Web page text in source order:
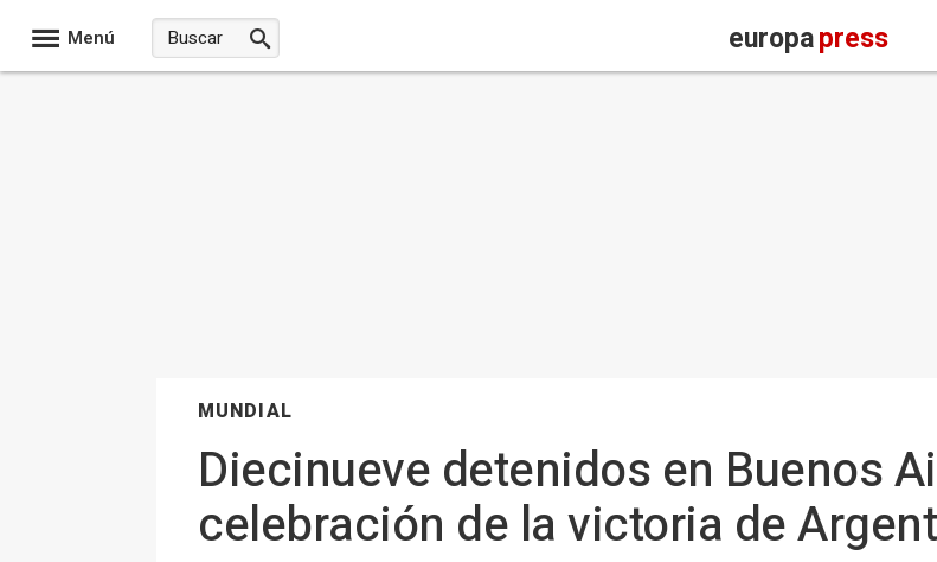
Menú europapress
MUNDIAL
Diecinueve detenidos en Buenos
celebración de la victoria de